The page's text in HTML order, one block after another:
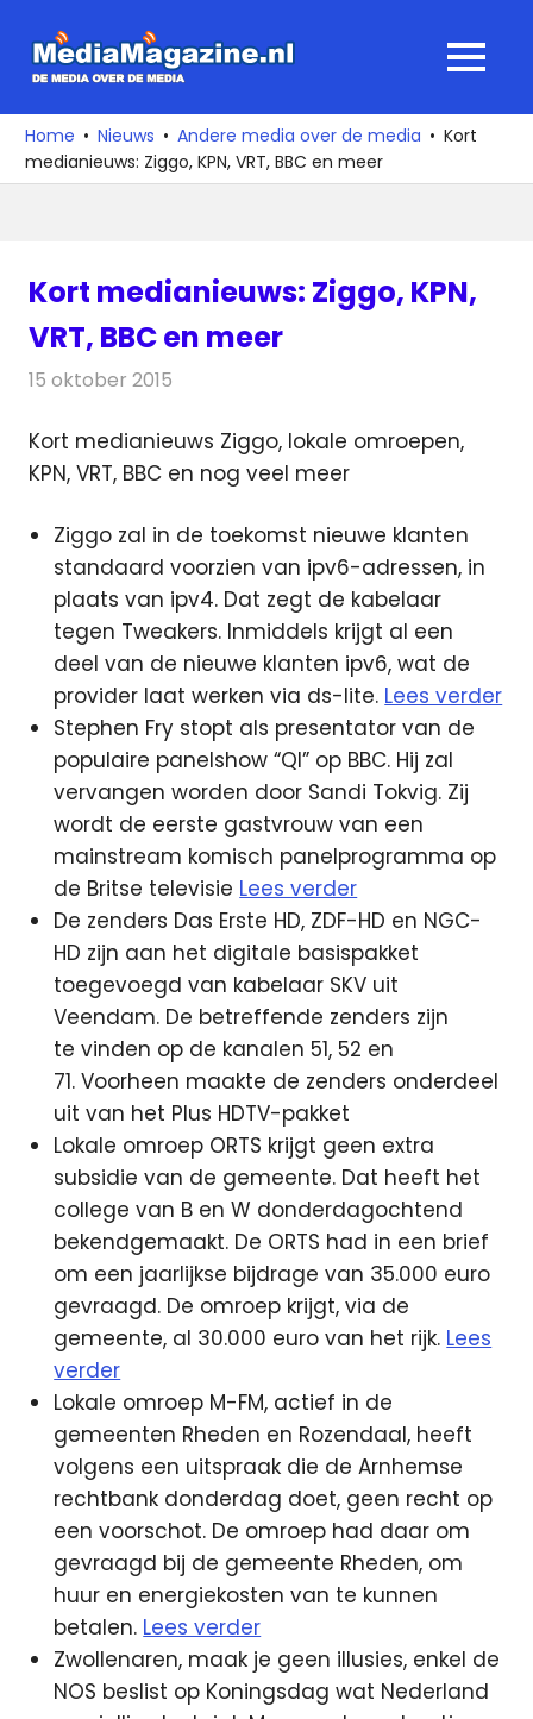
naar
media
over
de
MENU
Home Nieuws Andere media over de media
Kort
medianieuws: Ziggo, KPN, VRT, BBC en meer
Kort medianieuws: Ziggo, KPN,
VRT, BBC en meer
15 oktober 2015
Kort medianieuws Ziggo, lokale omroepen,
KPN, VRT, BBC en nog veel meer
Ziggo zal in de toekomst nieuwe klanten
standaard voorzien van ipv6-adressen, in
plaats van ipv4. Dat zegt de kabelaar
tegen Tweakers. Inmiddels krijgt al een
deel van de nieuwe klanten ipv6, wat de
provider laat werken via ds-lite. Lees verder
Stephen Fry stopt als presentator van de
populaire panelshow “QI” op BBC. Hij zal
vervangen worden door Sandi Tokvig. Zij
wordt de eerste gastvrouw van een
mainstream komisch panelprogramma op
de Britse televisie Lees verder
De zenders Das Erste HD, ZDF-HD en NGC-
HD zijn aan het digitale basispakket
toegevoegd van kabelaar SKV uit
Veendam. De betreffende zenders zijn
te vinden op de kanalen 51, 52 en
71. Voorheen maakte de zenders onderdeel
uit van het Plus HDTV-pakket
Lokale omroep ORTS krijgt geen extra
subsidie van de gemeente. Dat heeft het
college van B en W donderdagochtend
bekendgemaakt. De ORTS had in een brief
om een jaarlijkse bijdrage van 35.000 euro
gevraagd. De omroep krijgt, via de
gemeente, al 30.000 euro van het rijk. Lees
verder
Lokale omroep M-FM, actief in de
gemeenten Rheden en Rozendaal, heeft
volgens een uitspraak die de Arnhemse
rechtbank donderdag doet, geen recht op
een voorschot. De omroep had daar om
gevraagd bij de gemeente Rheden, om
huur en energiekosten van te kunnen
betalen. Lees verder
Zwollenaren, maak je geen illusies, enkel de
NOS beslist op Koningsdag wat Nederland